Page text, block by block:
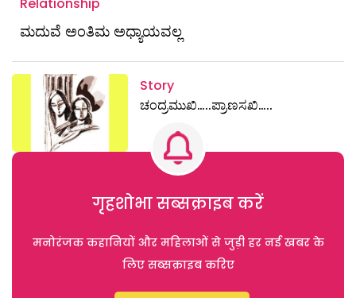
Relationship
ಮದುವೆ ಅಂತಿಮ ಅಧ್ಯಾಯವಲ್ಲ
Story
ಚಂದ್ರಮುಖಿ…..ಪ್ರಾಣಸಖಿ…..
गृहशोभा सब्सक्राइब करें
मनोरंजक कहानियों और महिलाओं से जुड़ी हर नई खबर के
लिए सब्सक्राइब करिए